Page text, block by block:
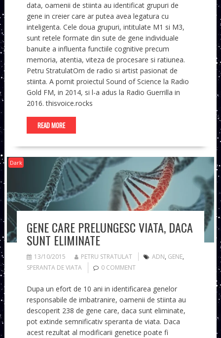
data, oamenii de stiinta au identificat grupuri de
gene in creier care ar putea avea legatura cu
inteligenta. Cele doua grupuri, intitulate M1 si M3,
sunt retele formate din sute de gene individuale
banuite a influenta functiile cognitive precum
memoria, atentia, viteza de procesare si ratiunea.
Petru StratulatOm de radio si artist pasionat de
stiinta. A pornit proiectul Sound of Science la Radio
Gold FM, in 2014, si l-a adus la Radio Guerrilla in
2016. thisvoice.rocks
READ MORE
Dark
GENE CARE PRELUNGESC VIATA, DACA
SUNT ELIMINATE
13/10/2015 PETRU STRATULAT ADN, GENE,
SPERANTA DE VIATA
0 COMMENT
Dupa un efort de 10 ani in identificarea genelor
responsabile de imbatranire, oamenii de stiinta au
descoperit 238 de gene care, daca sunt eliminate,
pot extinde semnificativ speranta de viata. Daca
acest rezultat al modificarii genetice poate fi